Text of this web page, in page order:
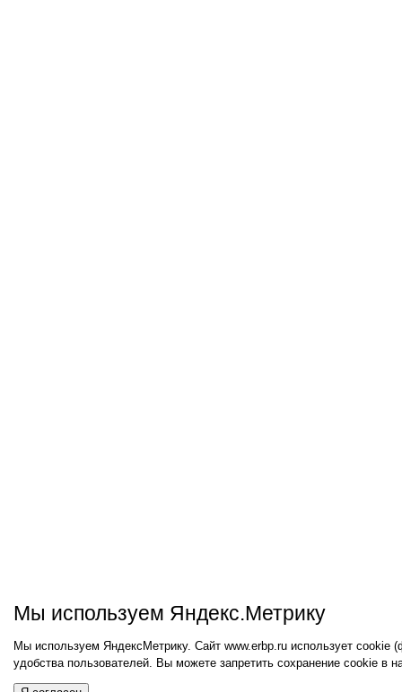
Мы используем Яндекс.Метрику
Мы используем ЯндексМетрику. Сайт www.erbp.ru использует
удобства пользователей. Вы можете запретить сохранение cookie в